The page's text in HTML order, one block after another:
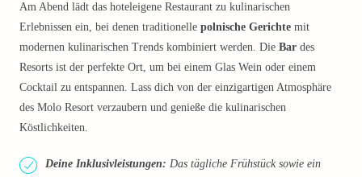
Am Abend lädt das hoteleigene Restaurant zu kulinarischen
Erlebnissen ein, bei denen traditionelle polnische Gerichte mit
modernen kulinarischen Trends kombiniert werden. Die Bar des
Resorts ist der perfekte Ort, um bei einem Glas Wein oder einem
Cocktail zu entspannen. Lass dich von der einzigartigen Atmosphäre
des Molo Resort verzaubern und genieße die kulinarischen
Köstlichkeiten.
Deine Inklusivleistungen: Das tägliche Frühstück sowie ein